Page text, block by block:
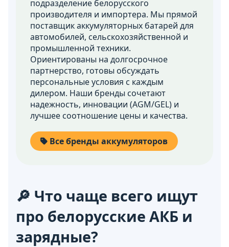
подразделение белорусского
производителя и импортера. Мы прямой
поставщик аккумуляторных батарей для
автомобилей, сельскохозяйственной и
промышленной техники.
Ориентированы на долгосрочное
партнерство, готовы обсуждать
персональные условия с каждым
дилером. Наши бренды сочетают
надежность, инновации (AGM/GEL) и
лучшее соотношение цены и качества.
Все бренды аккумуляторов
🔎 Что чаще всего ищут
про белорусские АКБ и
зарядные?